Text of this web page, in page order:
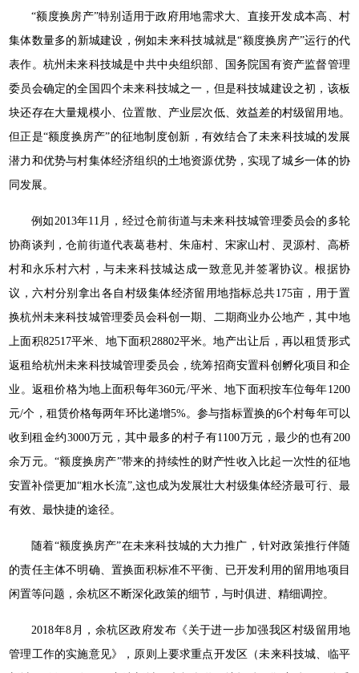
“额度换房产”特别适用于政府用地需求大、直接开发成本高、村
集体数量多的新城建设，例如未来科技城就是“额度换房产”运行的代
表作。杭州未来科技城是中共中央组织部、国务院国有资产监督管理
委员会确定的全国四个未来科技城之一，但是科技城建设之初，该板
块还存在大量规模小、位置散、产业层次低、效益差的村级留用地。
但正是“额度换房产”的征地制度创新，有效结合了未来科技城的发展
潜力和优势与村集体经济组织的土地资源优势，实现了城乡一体的协
同发展。
例如2013年11月，经过仓前街道与未来科技城管理委员会的多轮
协商谈判，仓前街道代表葛巷村、朱庙村、宋家山村、灵源村、高桥
村和永乐村六村，与未来科技城达成一致意见并签署协议。根据协
议，六村分别拿出各自村级集体经济留用地指标总共175亩，用于置
换杭州未来科技城管理委员会科创一期、二期商业办公地产，其中地
上面积82517平米、地下面积28802平米。地产出让后，再以租赁形式
返租给杭州未来科技城管理委员会，统筹招商安置科创孵化项目和企
业。返租价格为地上面积每年360元/平米、地下面积按车位每年1200
元/个，租赁价格每两年环比递增5%。参与指标置换的6个村每年可以
收到租金约3000万元，其中最多的村子有1100万元，最少的也有200
余万元。“额度换房产”带来的持续性的财产性收入比起一次性的征地
安置补偿更加“粗水长流”,这也成为发展壮大村级集体经济最可行、最
有效、最快捷的途径。
随着“额度换房产”在未来科技城的大力推广，针对政策推行伴随
的责任主体不明确、置换面积标准不平衡、已开发利用的留用地项目
闲置等问题，余杭区不断深化政策的细节，与时俱进、精细调控。
2018年8月，余杭区政府发布《关于进一步加强我区村级留用地
管理工作的实施意见》，原则上要求重点开发区（未来科技城、临平